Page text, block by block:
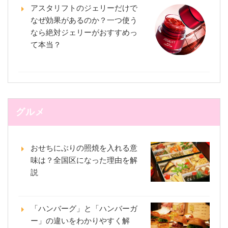
アスタリフトのジェリーだけで
なぜ効果があるのか？一つ使う
なら絶対ジェリーがおすすめっ
て本当？
グルメ
おせちにぶりの照焼を入れる意
味は？全国区になった理由を解
説
「ハンバーグ」と「ハンバーガ
ー」の違いをわかりやすく解